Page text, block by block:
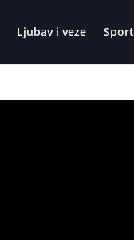
Ljubav i veze Sport